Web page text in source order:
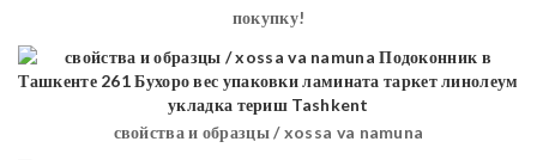
покупку!
свойства и образцы / xossa va namuna